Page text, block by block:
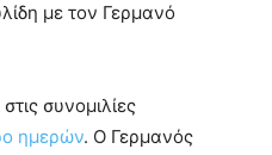
με τον Γερμανό
συνομιλίες
ημερών. Ο Γερμανός